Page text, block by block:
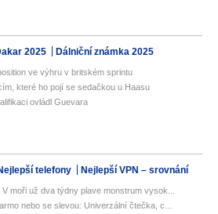
2025 Dálniční známka 2025
ve výhru v britském sprintu
které ho pojí se sedačkou u Haasu
ovládl Guevara
telefony Nejlepší VPN – srovnání
moři už dva týdny plave monstrum vysok...
nebo se slevou: Univerzální čtečka, c...